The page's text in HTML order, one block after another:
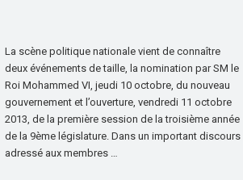
La scène politique nationale vient de connaître
deux événements de taille, la nomination par SM le
Roi Mohammed VI, jeudi 10 octobre, du nouveau
gouvernement et l’ouverture, vendredi 11 octobre
2013, de la première session de la troisième année
de la 9ème législature. Dans un important discours
adressé aux membres …